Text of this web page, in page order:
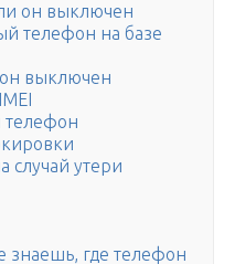
он выключен
телефон на базе
выключен
телефон
утери
знаешь, где телефон